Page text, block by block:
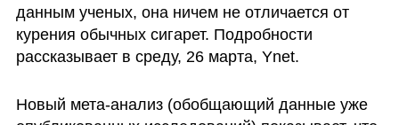
данным ученых, она ничем не отличается от
курения обычных сигарет. Подробности
рассказывает в среду, 26 марта, Ynet.
Новый мета-анализ (обобщающий данные уже